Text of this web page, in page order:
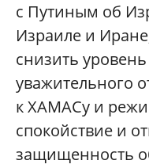
с Путиным об
Израиле и
снизить
уважительного
к ХАМАСу и
спокойствие и
защищенность